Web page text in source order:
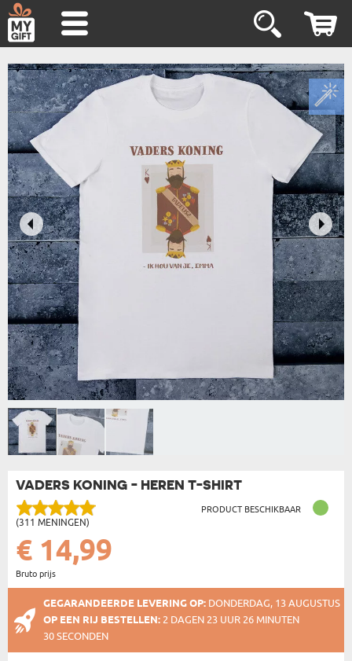
VADERS KONING - HEREN T-SHIRT
(311 MENINGEN)
PRODUCT BESCHIKBAAR
€ 14,99
Bruto prijs
GEGARANDEERDE LEVERING OP: DONDERDAG, 13 AUGUSTUS
OP EEN RIJ BESTELLEN: 2 DAGEN 23 UUR 26 MINUTEN
30 SECONDEN